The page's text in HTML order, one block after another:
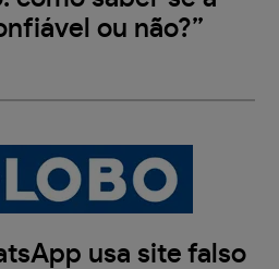
ou não?”
usa site falso